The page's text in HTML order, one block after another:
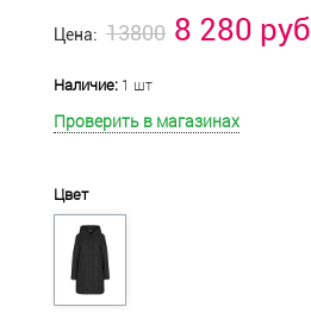
Цена: 13800 8 280 руб
Наличие: 1 шт
Проверить в магазинах
Цвет